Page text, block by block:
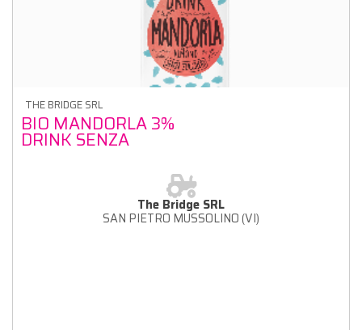
THE BRIDGE SRL
BIO MANDORLA 3%
DRINK SENZA
The Bridge SRL
SAN PIETRO MUSSOLINO (VI)